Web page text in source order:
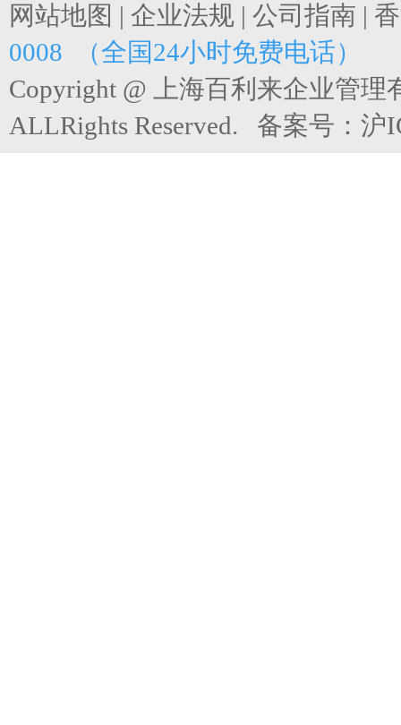
网站地图 | 企业法规 | 公司指南 |
0008 （全国24小时免费电话）
Copyright @ 上海百利来企业管理
ALLRights Reserved. 备案号： 沪